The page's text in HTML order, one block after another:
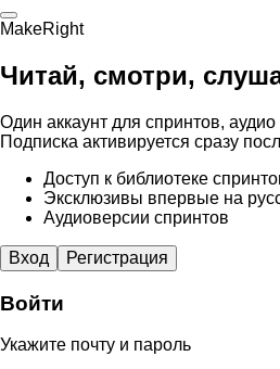
MakeRight
Читай, смотри,
Один аккаунт для спринтов,
Подписка активируется сразу
Доступ к библиотеке
Эксклюзивы впервые на
Аудиоверсии спринтов
Вход Регистрация
Войти
Укажите почту и пароль